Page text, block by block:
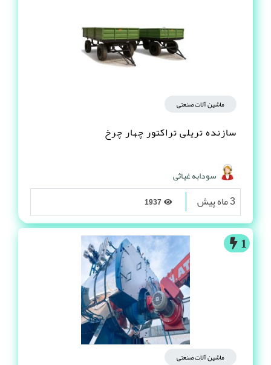
ماشین آلات صنعتی
سازنده تریلی تراکتور چهار چرخ
سودابه غیاثی
3 ماه پیش
1
ماشین آلات صنعتی